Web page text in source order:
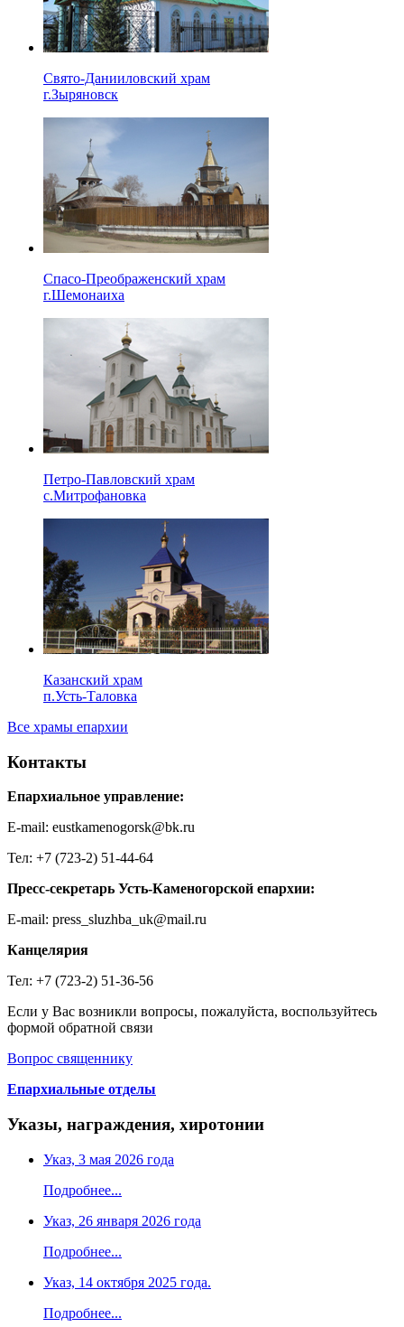
Свято-Данииловский храм
г.Зыряновск
Спасо-Преображенский храм
г.Шемонаиха
Петро-Павловский храм
с.Митрофановка
Казанский храм
п.Усть-Таловка
Все храмы епархии
Контакты
Епархиальное управление:
E-mail: eustkamenogorsk@bk.ru
Тел: +7 (723-2) 51-44-64
Пресс-секретарь Усть-Каменогорской епархии:
E-mail: press_sluzhba_uk@mail.ru
Канцелярия
Тел: +7 (723-2) 51-36-56
Если у Вас возникли вопросы, пожалуйста, воспользуйтесь
формой обратной связи
Вопрос священнику
Епархиальные отделы
Указы, награждения, хиротонии
Указ, 3 мая 2026 года
Подробнее...
Указ, 26 января 2026 года
Подробнее...
Указ, 14 октября 2025 года.
Подробнее...